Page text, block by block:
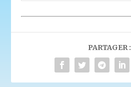
PARTAGER :